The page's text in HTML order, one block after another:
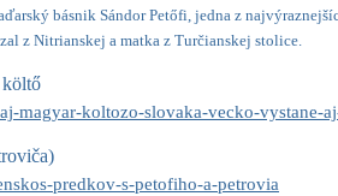
básnik Sándor Petőfi, jedna z
z Nitrianskej a matka z Turčianskej stolice.
költő
magyar-koltozo-slovaka-vecko-vystane-
predkov-s-petofiho-a-petrovia